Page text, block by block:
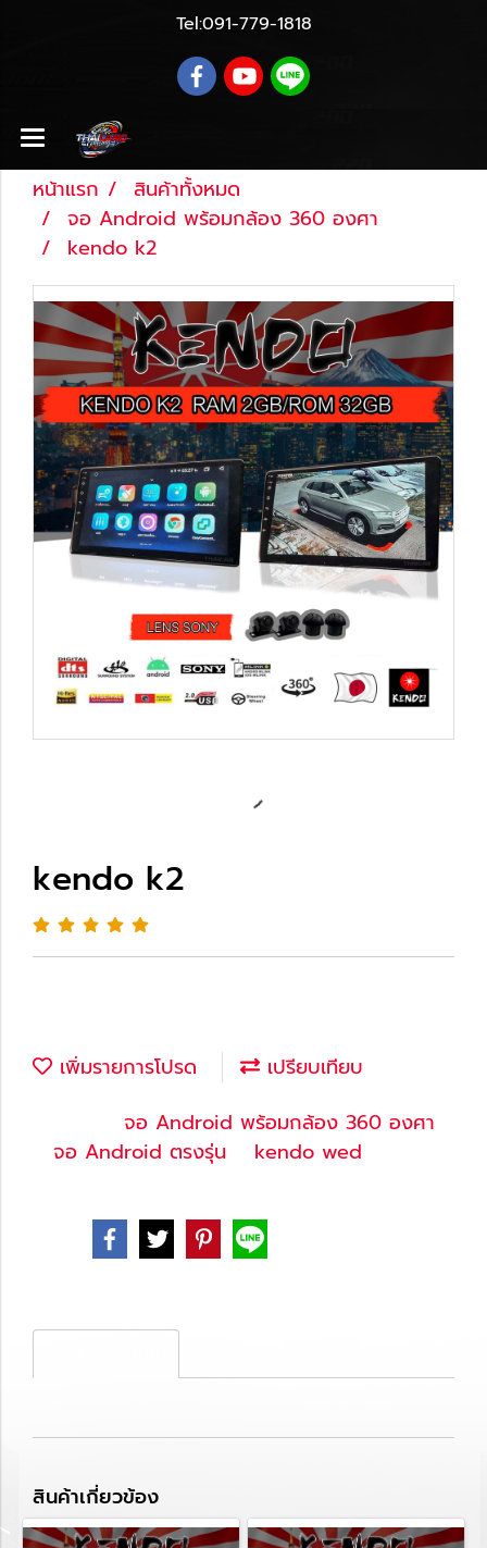
Tel:091-779-1818
หน้าแรก
สินค้าทั้งหมด
จอ Android พร้อมกล้อง 360 องศา
kendo k2
kendo k2
เพิ่มรายการโปรด
เปรียบเทียบ
จอ Android พร้อมกล้อง 360 องศา
จอ Android ตรงรุ่น kendo wed
สินค้าเกี่ยวข้อง